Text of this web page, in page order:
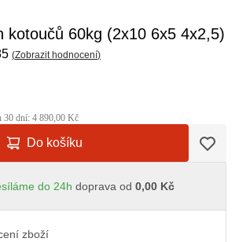
kotoučů 60kg (2x10 6x5 4x2,5)
(Zobrazit hodnocení)
30 dní: 4 890,00 Kč
Do košíku
do 24h doprava od 0,00 Kč
zboží